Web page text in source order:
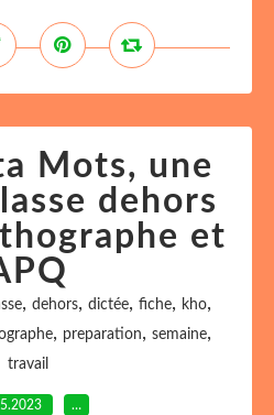
Mots, une
dehors
et
, dehors, dictée, fiche, kho,
, preparation, semaine,
travail
…